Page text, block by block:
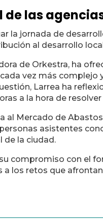
de las
la jornada de
al desarrollo
de Orkestra, ha
vez más
Larrea ha
a la hora de
al Mercado de
asistentes
de la ciudad.
compromiso con el
los retos que